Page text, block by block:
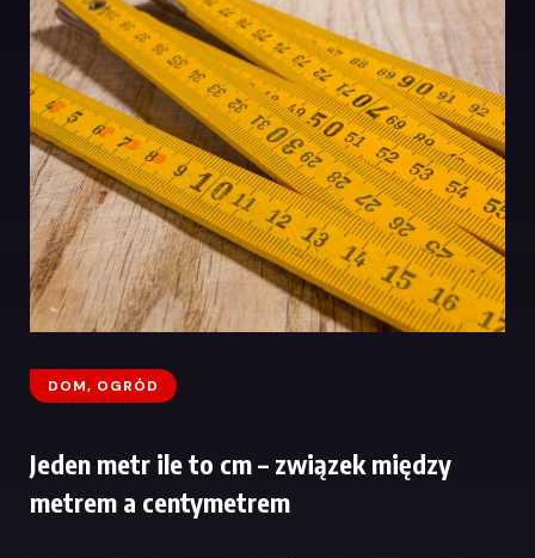
DOM, OGRÓD
Jeden metr ile to cm – związek między
metrem a centymetrem